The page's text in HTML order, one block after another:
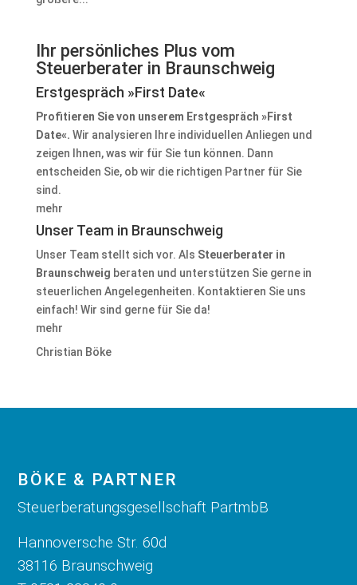
Ihr persönliches Plus vom
Steuerberater in Braunschweig
Erstgespräch »First Date«
Profitieren Sie von unserem Erstgespräch »First
Date«. Wir analysieren Ihre individuellen Anliegen und
zeigen Ihnen, was wir für Sie tun können. Dann
entscheiden Sie, ob wir die richtigen Partner für Sie
sind.
mehr
Unser Team in Braunschweig
Unser Team stellt sich vor. Als Steuerberater in
Braunschweig beraten und unterstützen Sie gerne in
steuerlichen Angelegenheiten. Kontaktieren Sie uns
einfach! Wir sind gerne für Sie da!
mehr
Christian Böke
BÖKE & PARTNER
Steuerberatungsgesellschaft PartmbB
Hannoversche Str. 60d
38116 Braunschweig